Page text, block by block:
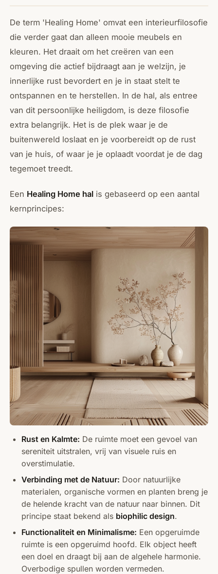
De term 'Healing Home' omvat een interieurfilosofie
die verder gaat dan alleen mooie meubels en
kleuren. Het draait om het creëren van een
omgeving die actief bijdraagt aan je welzijn, je
innerlijke rust bevordert en je in staat stelt te
ontspannen en te herstellen. In de hal, als entree
van dit persoonlijke heiligdom, is deze filosofie
extra belangrijk. Het is de plek waar je de
buitenwereld loslaat en je voorbereidt op de rust
van je huis, of waar je je oplaadt voordat je de dag
tegemoet treedt.
Een Healing Home hal is gebaseerd op een aantal
kernprincipes:
Rust en Kalmte: De ruimte moet een gevoel van
sereniteit uitstralen, vrij van visuele ruis en
overstimulatie.
Verbinding met de Natuur: Door natuurlijke
materialen, organische vormen en planten breng je
de helende kracht van de natuur naar binnen. Dit
principe staat bekend als biophilic design.
Functionaliteit en Minimalisme: Een opgeruimde
ruimte is een opgeruimd hoofd. Elk object heeft
een doel en draagt bij aan de algehele harmonie.
Overbodige spullen worden vermeden.